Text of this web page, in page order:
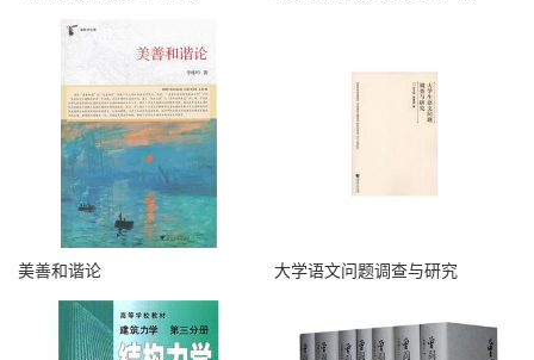
美善和谐论 大学语文问题调查与研究